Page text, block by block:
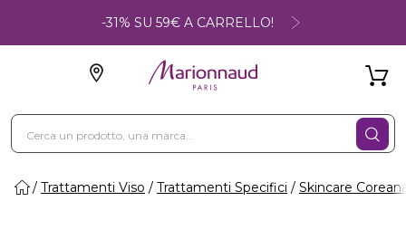
-31% SU 59€ A CARRELLO!
Trattamenti Viso Trattamenti Specifici Skincare